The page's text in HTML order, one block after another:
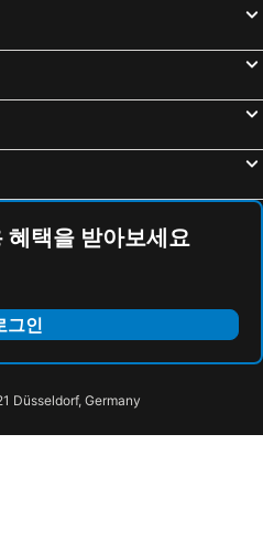
호텔 델리 아르침볼디
Glam Milano
일지라몬도
호텔 가르다
세티모텔
Hotel Vittoria
Hotel Vintage Milano Centrale
오텔 델 수드
Corso Italia
Palazzo Lombardia
Sondrio Metro Station
Lima Metro Station
Centro Direzionale di Milano
Loreto Metro Station
Bosco Verticale
혜택을 받아보세요
그인
Düsseldorf, Germany